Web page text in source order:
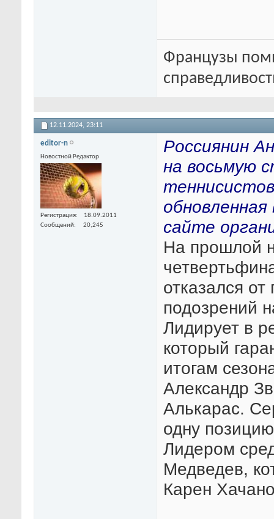
Французы
12.11.2024, 23:11
editor-n
Новостной Редактор
Регистрация
18.09.2011
Сообщений
20,245
Россиянин
на восьмую
сайте
На прошлой
отказался
подозрений
Лидирует в
который
итогам
Александр
Алькарас.
одну
Лидером
Медведев,
Карен